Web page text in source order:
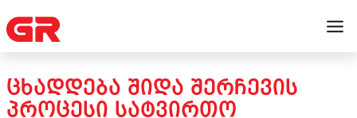
ᲪᲮᲐᲓᲓᲔᲑᲐ ᲨᲘᲓᲐ ᲨᲔᲠᲩᲔᲕᲘᲡ
ᲞᲠᲝᲪᲔᲡᲘ ᲡᲐᲢᲕᲘᲠᲗᲝ